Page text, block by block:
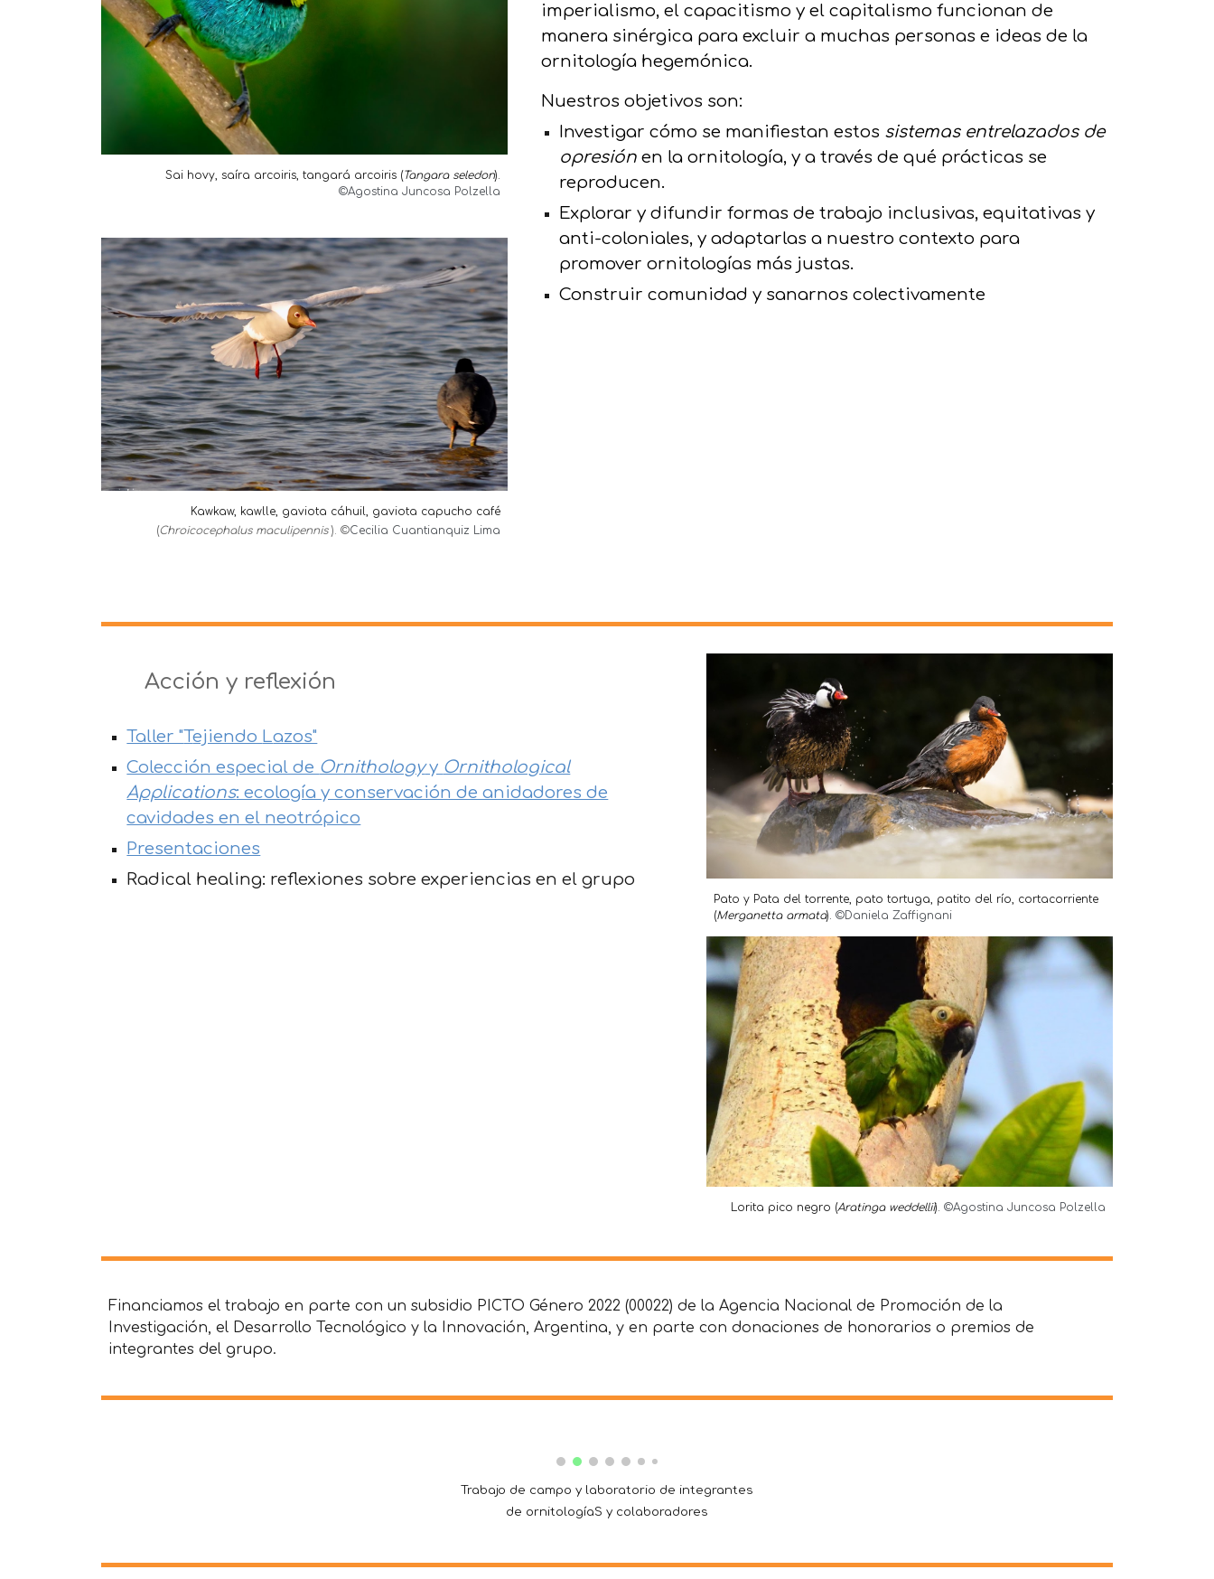
Sai hovy, saíra arcoiris, tangará arcoiris (Tangara seledon).
©Agostina Juncosa Polzella
Kawkaw, kawlle, gaviota cáhuil, gaviota capucho café
(Chroicocephalus maculipennis ). ©Cecilia Cuantianquiz Lima
imperialismo, el capacitismo y el capitalismo funcionan de
manera sinérgica para excluir a muchas personas e ideas de la
ornitología hegemónica.
Nuestros objetivos son:
Investigar cómo se manifiestan estos sistemas entrelazados de
opresiónen la ornitología, y a través de qué prácticas se
reproducen.
Explorar y difundir formas de trabajo inclusivas, equitativas y
anti-coloniales, y adaptarlas a nuestro contexto para
promover ornitologías más justas.
Construir comunidad y sanarnos colectivamente
Acción y reflexión
Taller "Tejiendo Lazos"
Colección especial de Ornithologyy Ornithological
Applications: ecología y conservación de anidadores de
cavidades en el neotrópico
Presentaciones
Radical healing: reflexiones sobre experiencias en el grupo
Pato y Pata del torrente, pato tortuga, patito del río, cortacorriente
(Merganetta armata). ©Daniela Zaffignani
Lorita pico negro (Aratinga weddellii). ©Agostina Juncosa Polzella
Financiamos el trabajo en parte con un subsidio PICTO Género 2022 (00022) de la Agencia Nacional de Promoción de la
Investigación, el Desarrollo Tecnológico y la Innovación, Argentina, y en parte con donaciones de honorarios o premios de
integrantes del grupo.
Trabajo de campo y laboratorio de integrantes
de ornitologíaS y colaboradores